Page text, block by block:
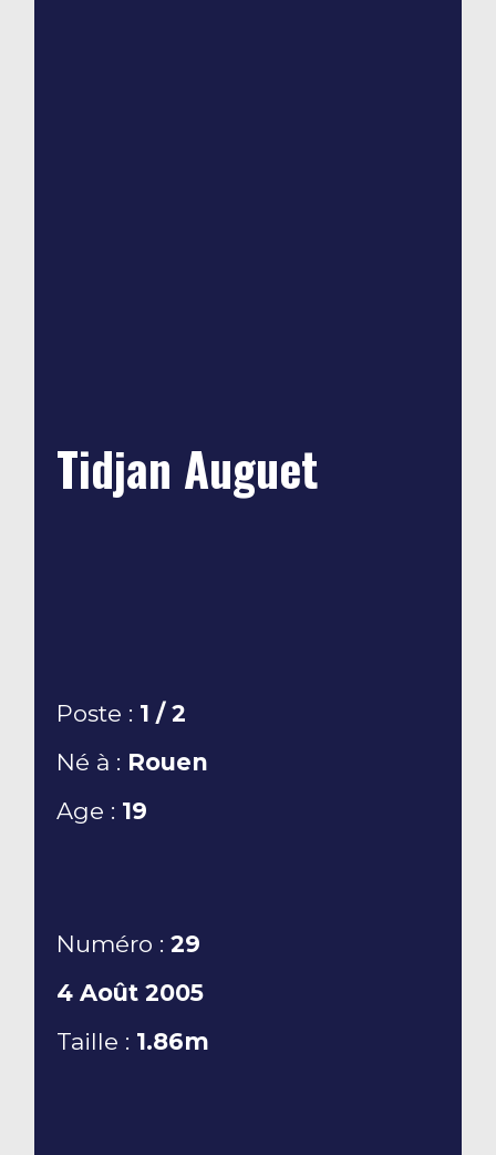
Tidjan Auguet
Poste : 1 / 2
Né à : Rouen
Age : 19
Numéro :29
4 Août 2005
Taille : 1.86m